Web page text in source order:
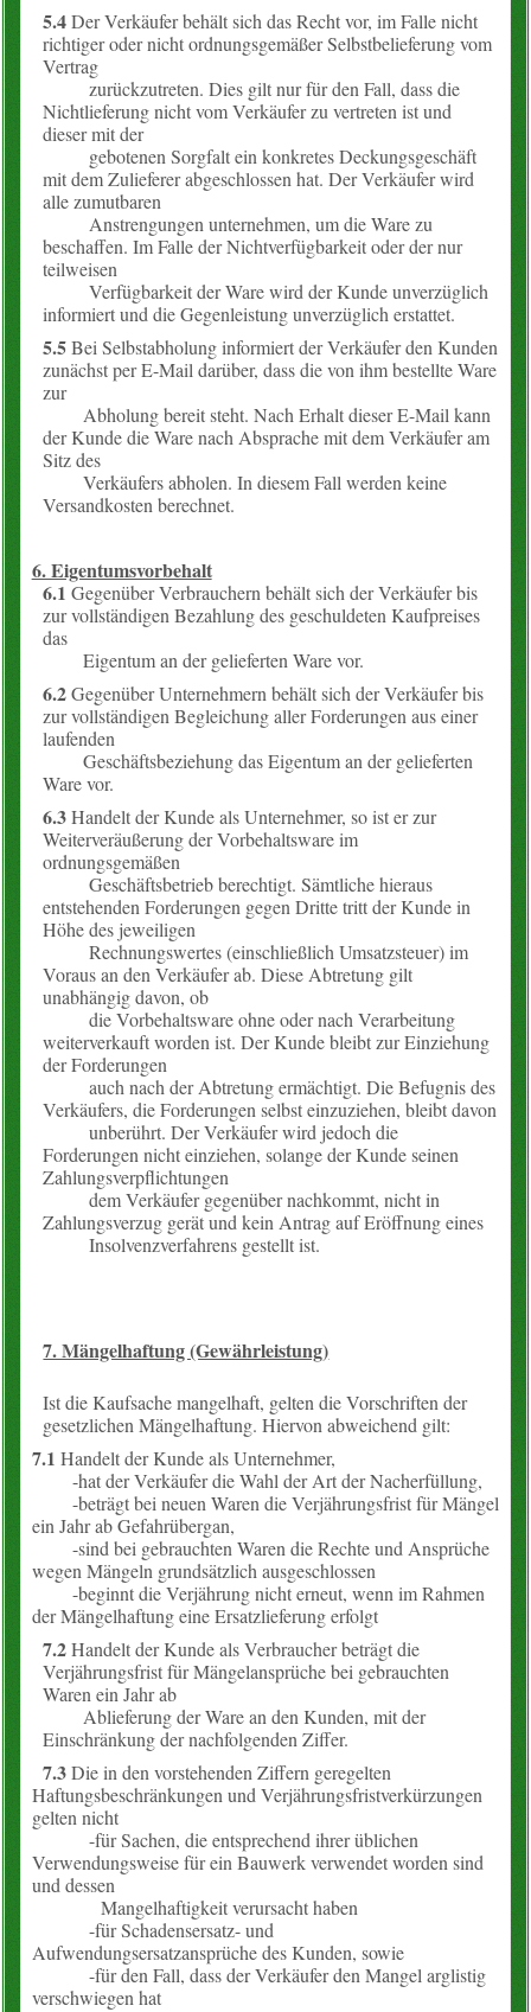
5.4Der Verkäufer behält sich das Recht vor, im Falle nicht
richtiger oder nicht ordnungsgemäßer Selbstbelieferung vom
Vertrag
zurückzutreten. Dies gilt nur für den Fall, dass die
Nichtlieferung nicht vom Verkäufer zu vertreten ist und
dieser mit der
gebotenen Sorgfalt ein konkretes Deckungsgeschäft
mit dem Zulieferer abgeschlossen hat. Der Verkäufer wird
alle zumutbaren
Anstrengungen unternehmen, um die Ware zu
beschaffen. Im Falle der Nichtverfügbarkeit oder der nur
teilweisen
Verfügbarkeit der Ware wird der Kunde unverzüglich
informiert und die Gegenleistung unverzüglich erstattet.
5.5Bei Selbstabholung informiert der Verkäufer den Kunden
zunächst per E-Mail darüber, dass die von ihm bestellte Ware
zur
Abholung bereit steht. Nach Erhalt dieser E-Mail kann
der Kunde die Ware nach Absprache mit dem Verkäufer am
Sitz des
Verkäufers abholen. In diesem Fall werden keine
Versandkosten berechnet.
6. Eigentumsvorbehalt
6.1 Gegenüber Verbrauchern behält sich der Verkäufer bis
zur vollständigen Bezahlung des geschuldeten Kaufpreises
das
Eigentum an der gelieferten Ware vor.
6.2Gegenüber Unternehmern behält sich der Verkäufer bis
zur vollständigen Begleichung aller Forderungen aus einer
laufenden
Geschäftsbeziehung das Eigentum an der gelieferten
Ware vor.
6.3Handelt der Kunde als Unternehmer, so ist er zur
Weiterveräußerung der Vorbehaltsware im
ordnungsgemäßen
Geschäftsbetrieb berechtigt. Sämtliche hieraus
entstehenden Forderungen gegen Dritte tritt der Kunde in
Höhe des jeweiligen
Rechnungswertes (einschließlich Umsatzsteuer) im
Voraus an den Verkäufer ab. Diese Abtretung gilt
unabhängig davon, ob
die Vorbehaltsware ohne oder nach Verarbeitung
weiterverkauft worden ist. Der Kunde bleibt zur Einziehung
der Forderungen
auch nach der Abtretung ermächtigt. Die Befugnis des
Verkäufers, die Forderungen selbst einzuziehen, bleibt davon
unberührt. Der Verkäufer wird jedoch die
Forderungen nicht einziehen, solange der Kunde seinen
Zahlungsverpflichtungen
dem Verkäufer gegenüber nachkommt, nicht in
Zahlungsverzug gerät und kein Antrag auf Eröffnung eines
Insolvenzverfahrens gestellt ist.
7. Mängelhaftung (Gewährleistung)
Ist die Kaufsache mangelhaft, gelten die Vorschriften der
gesetzlichen Mängelhaftung. Hiervon abweichend gilt:
7.1 Handelt der Kunde als Unternehmer,
-hat der Verkäufer die Wahl der Art der Nacherfüllung,
-beträgt bei neuen Waren die Verjährungsfrist für Mängel
ein Jahr ab Gefahrübergan,
-sind bei gebrauchten Waren die Rechte und Ansprüche
wegen Mängeln grundsätzlich ausgeschlossen
-beginnt die Verjährung nicht erneut, wenn im Rahmen
der Mängelhaftung eine Ersatzlieferung erfolgt
7.2Handelt der Kunde als Verbraucher beträgt die
Verjährungsfrist für Mängelansprüche bei gebrauchten
Waren ein Jahr ab
Ablieferung der Ware an den Kunden, mit der
Einschränkung der nachfolgenden Ziffer.
7.3Die in den vorstehenden Ziffern geregelten
Haftungsbeschränkungen und Verjährungsfristverkürzungen
gelten nicht
-für Sachen, die entsprechend ihrer üblichen
Verwendungsweise für ein Bauwerk verwendet worden sind
und dessen
Mangelhaftigkeit verursacht haben
-für Schadensersatz- und
Aufwendungsersatzansprüche des Kunden, sowie
-für den Fall, dass der Verkäufer den Mangel arglistig
verschwiegen hat